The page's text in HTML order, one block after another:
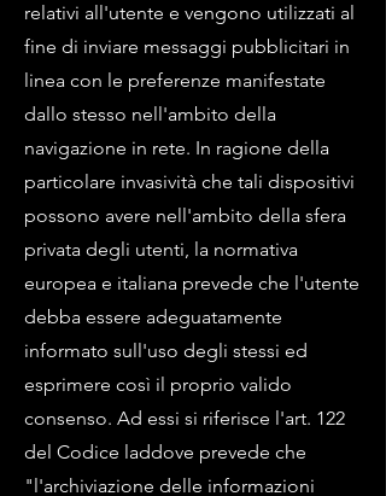
relativi all'utente e vengono utilizzati al
fine di inviare messaggi pubblicitari in
linea con le preferenze manifestate
dallo stesso nell'ambito della
navigazione in rete. In ragione della
particolare invasività che tali dispositivi
possono avere nell'ambito della sfera
privata degli utenti, la normativa
europea e italiana prevede che l'utente
debba essere adeguatamente
informato sull'uso degli stessi ed
esprimere così il proprio valido
consenso. Ad essi si riferisce l'art. 122
del Codice laddove prevede che
"l'archiviazione delle informazioni